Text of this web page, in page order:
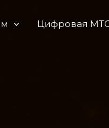
Цифровая